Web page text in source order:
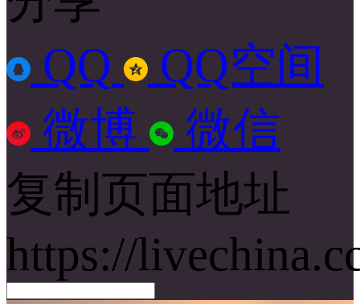
QQ
QQ空间
微博
微信
复制页面地址
https://